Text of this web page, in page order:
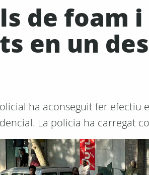
de foam
en un
ha aconseguit fer
La policia ha carregat